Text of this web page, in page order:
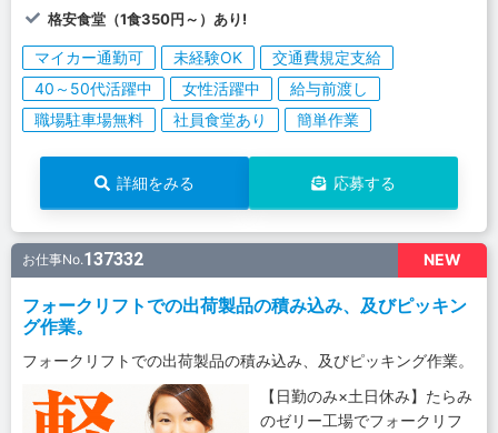
格安食堂（1食350円～）あり!
マイカー通勤可 未経験OK
交通費規定支給
40～50代活躍中
女性活躍中
給与前渡し
職場駐車場無料
社員食堂あり 簡単作業
詳細をみる 応募する
NEW
お仕事No.137332
フォークリフトでの出荷製品の積み込み、及びピッキン
グ作業。
フォークリフトでの出荷製品の積み込み、及びピッキング作業。
【日勤のみ×土日休み】たらみ
のゼリー工場でフォークリフ